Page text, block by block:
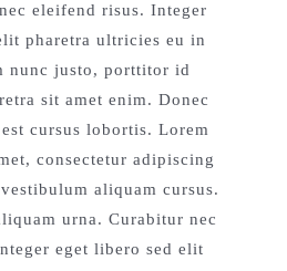
eleifend risus. Integer
pharetra ultricies eu in
nunc justo, porttitor id
sit amet enim. Donec
cursus lobortis. Lorem
consectetur adipiscing
aliquam cursus.
urna. Curabitur nec
eget libero sed elit